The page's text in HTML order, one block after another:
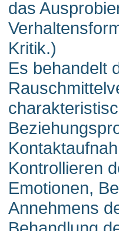
das
Kritik.)
Es behandelt
Kontrollieren
Emotionen,
Annehmens